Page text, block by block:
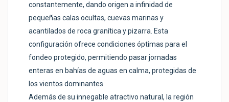
constantemente, dando origen a infinidad de
pequeñas calas ocultas, cuevas marinas y
acantilados de roca granítica y pizarra. Esta
configuración ofrece condiciones óptimas para el
fondeo protegido, permitiendo pasar jornadas
enteras en bahías de aguas en calma, protegidas de
los vientos dominantes.
Además de su innegable atractivo natural, la región